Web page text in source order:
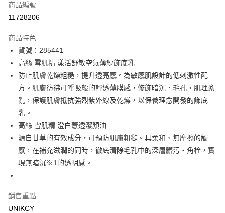
信用卡一次付款
LINE Pay
Apple Pay
街口支付
悠遊付
Google Pay
運送方式
7-11取貨付款［需3-5個工作天不含預購商品］
每筆NT$70，滿NT$499(含以上)免運費
付款後7-11取貨［需3-5個工作天不含預購商品］
每筆NT$70，滿NT$499(含以上)免運費
商品編號
11728206
商品特色
貨號：285441
高絲 雪肌精 漾活舒敏空氣薄紗飾底乳
防止肌膚乾燥粗糙，提升透亮感。為敏感肌設計的低刺激性配
方。肌膚彷彿可呼吸般的輕透薄膜感，修飾暗沉．毛孔・肌理紊
亂，保護肌膚抵抗強烈紫外線及乾燥，以保養理念開發的飾底
乳。
高絲 雪肌精 澄白薏透潔顏油
源自甘草的有效成分，可預防肌膚粗糙。具柔和、無摩擦的觸
感，在補充滋潤的同時，徹底清除毛孔中的深層髒污・角栓，實
現無暗沉※1的透明感。
銷售重點
UNIKCY